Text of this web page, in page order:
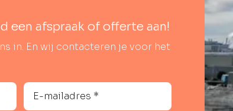
een afspraak of offerte aan!
in. En wij contacteren je voor het